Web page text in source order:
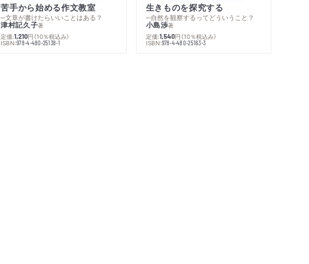
苦手から始める作文教室
─文章が書けたらいいことはある？
津村記久子著
定価:1,210円 （10％税込み）
ISBN:978-4-480-25138-1
生きものを探究する
─自然を観察するってどういうこと？
小島渉著
定価:1,540円 （10％税込み）
ISBN:978-4-480-25163-3